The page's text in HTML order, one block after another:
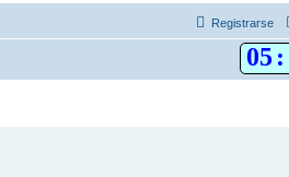
Registrarse
05 :